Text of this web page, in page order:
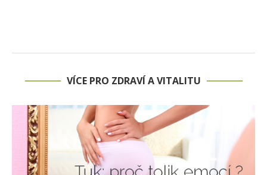
VÍCE PRO ZDRAVÍ A VITALITU